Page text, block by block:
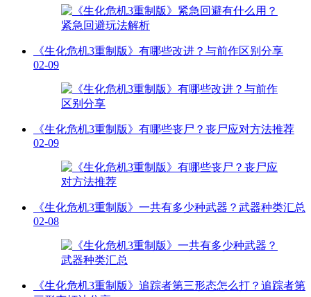
《生化危机3重制版》有哪些改进？与前作区别分享
02-09
《生化危机3重制版》有哪些丧尸？丧尸应对方法推荐
02-09
《生化危机3重制版》一共有多少种武器？武器种类汇总
02-08
《生化危机3重制版》追踪者第三形态怎么打？追踪者第